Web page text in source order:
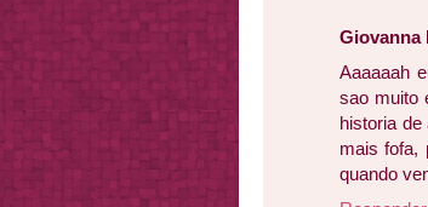
Giovanna
Aaaaaah
sao muito
historia
mais fofa,
quando